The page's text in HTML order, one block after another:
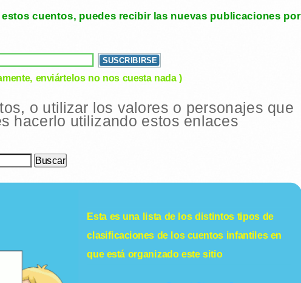
cuentos, puedes recibir las nuevas publicaciones por
enviártelos no nos cuesta nada )
o utilizar los valores o personajes que
hacerlo utilizando estos enlaces
Esta es una lista de los distintos tipos de
clasificaciones de los cuentos infantilesen
que está organizado este sitio